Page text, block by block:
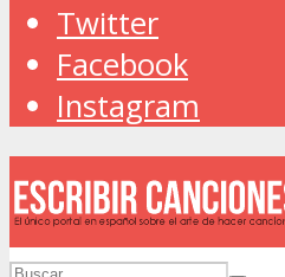
Twitter
Facebook
Instagram